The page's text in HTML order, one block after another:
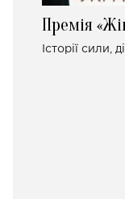
Премія
Історії сили,